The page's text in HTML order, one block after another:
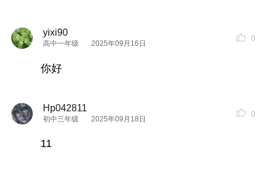
yixi90
高中一年级 2025年09月16日
0
你好
Hp042811
初中三年级 2025年09月18日
0
11